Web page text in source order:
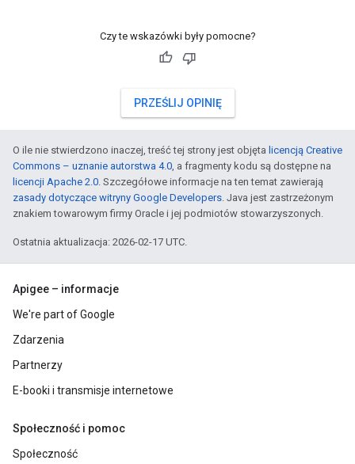
Czy te wskazówki były pomocne?
PRZEŚLIJ OPINIĘ
O ile nie stwierdzono inaczej, treść tej strony jest objęta licencją Creative
Commons – uznanie autorstwa 4.0, a fragmenty kodu są dostępne na
licencji Apache 2.0. Szczegółowe informacje na ten temat zawierają
zasady dotyczące witryny Google Developers. Java jest zastrzeżonym
znakiem towarowym firmy Oracle i jej podmiotów stowarzyszonych.
Ostatnia aktualizacja: 2026-02-17 UTC.
Apigee – informacje
We're part of Google
Zdarzenia
Partnerzy
E-booki i transmisje internetowe
Społeczność i pomoc
Społeczność